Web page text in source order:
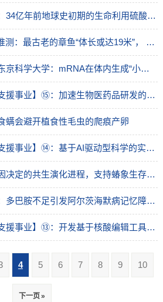
东京大学和千叶大学：34亿年前地球史初期的生命利用硫酸根离子呼吸
北海道大学等通过AI推测：最古老的章鱼“体长或达19米”， 拥有高等智慧的生物链顶端掠食者
京都府立医科大学与东京科学大学：mRNA在体内生成“小型抗体”，保护机体免受细菌毒素侵害
【智能生物制药研究支援事业】⑮：加速生物医药品研发的综合性支援，作为连接产官学的“枢纽”推进临床进阶
螨会避开植食性毛虫的爬痕产卵
【智能生物制药研究支援事业】⑭：基于AI驱动型科学的实体肿瘤CAR-T细胞疗法的实用化开发
产综研：仅仅一个基因决定的共生演化进程，支持蝽象生存的共生大肠杆菌代谢基础
日本东北大学等发现：多巴胺不足引发阿尔茨海默病记忆障碍，有望利用多巴胺开发新疗法
【智能生物制药研究支援事业】⑬：开发基于核酸编辑工具的罕见难治性遗传疾病的治疗方法，实现“核酸编辑”直接修正基因突变的诊断治疗一体化的个性化医疗
4 5 6 7 8 9 10
下一页 »